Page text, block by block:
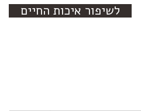
לשיפור איכות החיים